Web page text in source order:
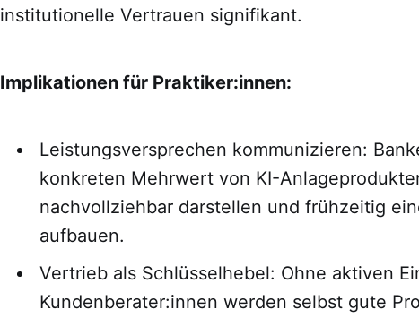
institutionelle Vertrauen signifikant.
Implikationen für Praktiker:innen:
Leistungsversprechen kommunizieren:
konkreten Mehrwert von KI-
nachvollziehbar darstellen und frühzeitig
aufbauen.
Vertrieb als Schlüsselhebel: Ohne aktiven
Kundenberater:innen werden selbst gute